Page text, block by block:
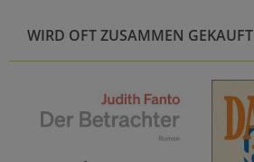
WIRD OFT ZUSAMMEN GEKAUFT